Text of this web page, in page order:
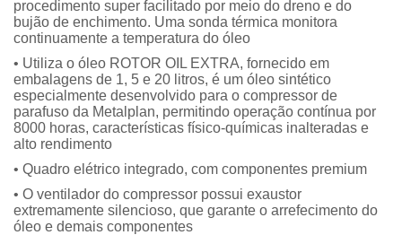
procedimento super facilitado por meio do dreno e do
bujão de enchimento. Uma sonda térmica monitora
continuamente a temperatura do óleo
• Utiliza o óleo ROTOR OIL EXTRA, fornecido em
embalagens de 1, 5 e 20 litros, é um óleo sintético
especialmente desenvolvido para o compressor de
parafuso da Metalplan, permitindo operação contínua por
8000 horas, características físico-químicas inalteradas e
alto rendimento
• Quadro elétrico integrado, com componentes premium
• O ventilador do compressor possui exaustor
extremamente silencioso, que garante o arrefecimento do
óleo e demais componentes